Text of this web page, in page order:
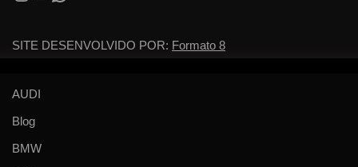
SITE DESENVOLVIDO POR: Formato 8
AUDI
Blog
BMW